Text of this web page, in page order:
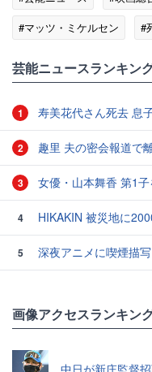
#マッツ・ミケルセン
#
芸能ニュースランキン
1 寿美花代さん死去 息
2 趣里 夫の密会報道で
3 女優・山本舞香 第1
4 HIKAKIN 被災地に
5
深夜アニメに喫煙描
画像アクセスランキン